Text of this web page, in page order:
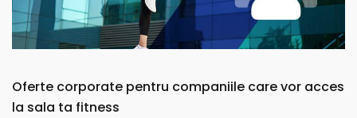
Oferte corporate pentru companiile care vor acces
la sala ta fitness